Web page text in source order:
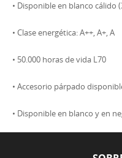
• Disponible en blanco cálido
• Clase energética: A++, A+, A
• 50.000 horas de vida L70
• Accesorio párpado
• Disponible en blanco y en